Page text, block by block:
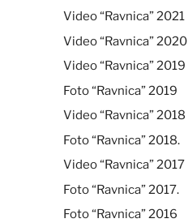
Video “Ravnica” 2021
Video “Ravnica” 2020
Video “Ravnica” 2019
Foto “Ravnica” 2019
Video “Ravnica” 2018
Foto “Ravnica” 2018.
Video “Ravnica” 2017
Foto “Ravnica” 2017.
Foto “Ravnica” 2016